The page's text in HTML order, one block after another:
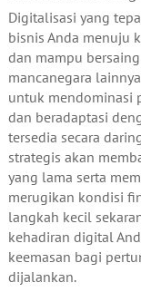
Digitalisasi yang
bisnis Anda menuju
dan mampu
mancanegara
untuk mendominasi
dan beradaptasi
tersedia secara
strategis akan
yang lama serta
merugikan kondisi
langkah kecil
kehadiran digital
keemasan bagi
dijalankan.